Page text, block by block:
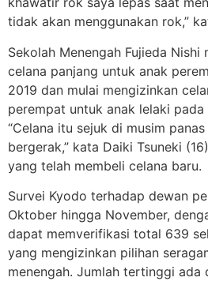
tidak akan menggunakan rok,”
Sekolah Menengah Fujieda Nishi
celana panjang untuk anak
2019 dan mulai mengizinkan
perempat untuk anak lelaki
“Celana itu sejuk di musim
bergerak,” kata Daiki Tsuneki
yang telah membeli celana baru.
Survei Kyodo terhadap dewan
Oktober hingga November,
dapat memverifikasi total 639
yang mengizinkan pilihan
menengah. Jumlah tertinggi ada